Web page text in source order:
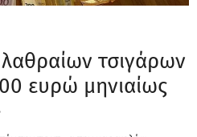
τσιγάρων
ευρώ μηνιαίως